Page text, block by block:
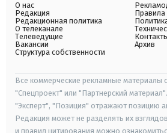
О нас
Редакция
Редакционная политика
О телеканале
Телеведущие
Вакансии
Структура собственности
Правила
Архив
Все коммерческие рекламные материалы
"Спецпроект" или "Партнерский
"Эксперт", "Позиция" отражают позицию
Редакция может не разделять их
и правил цитирования можно